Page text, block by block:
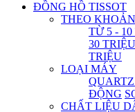
ĐỒNG HỒ TISSOT
THEO
TỪ 5 -
30 TRIỆU
TRIỆU
LOẠI MÁY
ĐỘNG
CHẤT LIỆU